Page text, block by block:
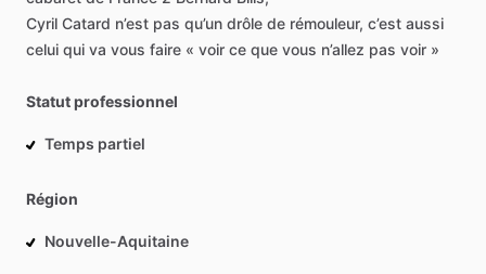
Cyril Catard n’est pas qu’un drôle de rémouleur, c’est aussi
celui qui va vous faire « voir ce que vous n’allez pas voir »
Statut professionnel
Temps partiel
Région
Nouvelle-Aquitaine